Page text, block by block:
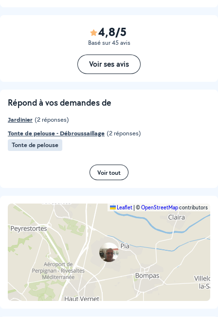
4,8/5
Basé sur 45 avis
Voir ses avis
Répond à vos demandes de
Jardinier (2 réponses)
Tonte de pelouse - Débroussaillage (2 réponses)
Tonte de pelouse
Voir tout
Leaflet ©OpenStreetMapcontributors